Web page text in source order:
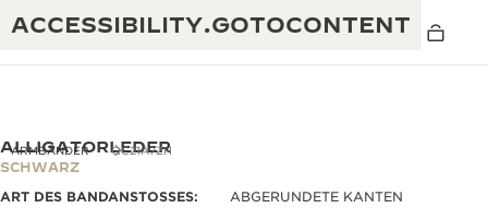
ACCESSIBILITY.GOTOCONTENT
ARMBÄNDER QC21A7ZH
ALLIGATORLEDER
SCHWARZ
ART DES BANDANSTOSSES:
ABGERUNDETE KANTEN